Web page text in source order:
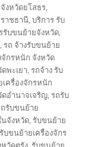
งหวัดยโสธร,
าชธานี,บริการ รับ
รับขนย้ายจังหวัด,
,รถ จ้างรับขนย้าย
จักรหนัก จังหวัด
พะเยา,รถจ้าง รับ
ครื่องจักรหนัก
อำนาจเจริญ,รถรับ
รับขนย้าย
จังหวัด,รับขนย้าย
รับขนย้ายเครื่องจักร